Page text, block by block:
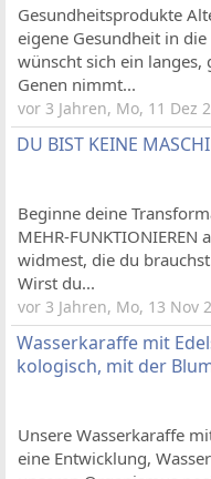
Gesundheitsprodukte
eigene Gesundheit in
wünscht sich ein langes,
Genen nimmt...
vor 3 Jahren, Mo, 11 Dez
DU BIST KEINE
Beginne deine
MEHR-
widmest, die du
Wirst du...
vor 3 Jahren, Mo, 13 Nov
Wasserkaraffe mit
kologisch, mit der
Unsere Wasserkaraffe
eine Entwicklung,